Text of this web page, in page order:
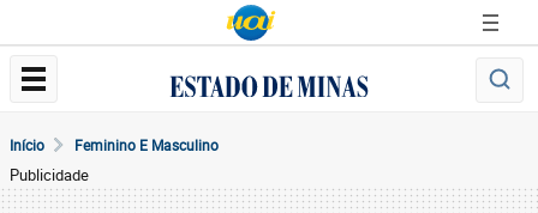
Início Feminino E Masculino
Publicidade